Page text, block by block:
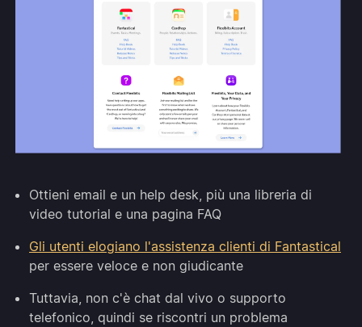
Ottieni email e un help desk, più una libreria di
video tutorial e una pagina FAQ
Gli utenti elogiano l'assistenza clienti di Fantastical
per essere veloce e non giudicante
Tuttavia, non c'è chat dal vivo o supporto
telefonico, quindi se riscontri un problema